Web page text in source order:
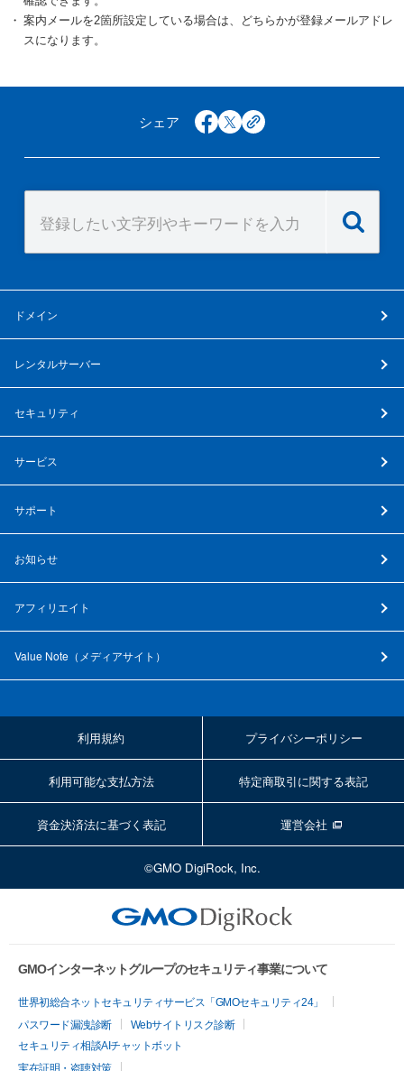
案内メールを2箇所設定している場合は、どちらかが登録メールアドレ
スになります。
シェア facebook
x copy
ドメイン
レンタルサーバー
セキュリティ
サービス
サポート
お知らせ
アフィリエイト
Value Note（ メディアサイト ）
利用規約 プライバシーポリシー
利用可能な支払方法 特定商取引に関する表記
資金決済法に基づく表記 運営会社
©GMO DigiRock, Inc.
GMOインターネットグループのセキュリティ事業について
世界初総合ネットセキュリティサービス「GMOセキュリティ24」
パスワード漏洩診断
Webサイトリスク診断
セキュリティ相談AIチャットボット
実在証明・盗聴対策